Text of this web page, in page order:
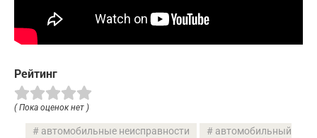
Рейтинг
( Пока оценок нет )
автомобильные неисправности
автомобильный